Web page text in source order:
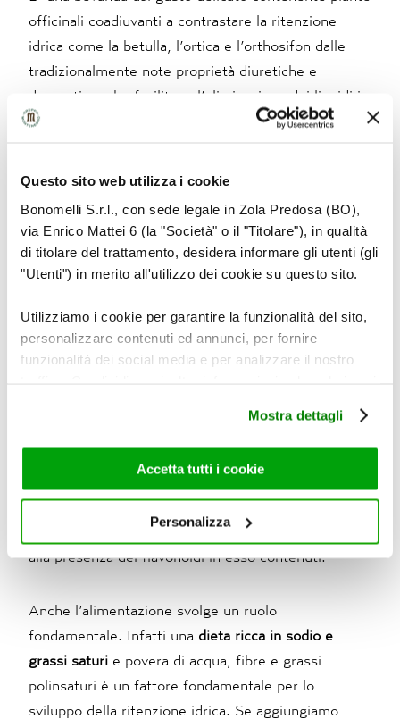
Questo sito web utilizza i cookie
Bonomelli S.r.l., con sede legale in Zola Predosa (BO),
via Enrico Mattei 6 (la "Società" o il "Titolare"), in qualità
di titolare del trattamento, desidera informare gli utenti (gli
"Utenti") in merito all'utilizzo dei cookie su questo sito.
Utilizziamo i cookie per garantire la funzionalità del sito,
personalizzare contenuti ed annunci, per fornire
funzionalità dei social media e per analizzare il nostro
di analisi dei dati web, pubblicità e social media, i quali
potrebbero combinarle con altre informazioni che ha
fornito loro o che hanno raccolto dal suo utilizzo dei loro
servizi. Per maggiori informazioni circa l’utilizzo dei
chiudere il banner, non verranno installati cookie sul tuo
Mostra dettagli
Accetta tutti i cookie
Personalizza
officinali coadiuvanti a contrastare la ritenzione
idrica come la betulla, l’ortica e l’orthosifon dalle
tradizionalmente note proprietà diuretiche e
depurative, che facilitano l’eliminazione dei liquidi in
eccesso trattenuti nell’organismo.
In particolare la betulla
è utilizzato in maniera
medicina tradizionale, grazie alla presenza dei
flavonoidi, molecole che sono in grado favorire i
processi di depurazione dell’organismo.
l’ortica, la quale agisce in sinergia
con la betulla nelle condizioni di ritenzione idrica,
l’eliminazione del cloruro di sodio ed è quindi utile
in caso di ritenzione idrica; tutto ciò avviene grazie
alla presenza dei flavonoidi in esso contenuti.
Anche l’alimentazione svolge un ruolo
fondamentale. Infatti una dieta ricca in sodio e
grassi saturi e povera di acqua, fibre e grassi
polinsaturi è un fattore fondamentale per lo
sviluppo della ritenzione idrica. Se aggiungiamo